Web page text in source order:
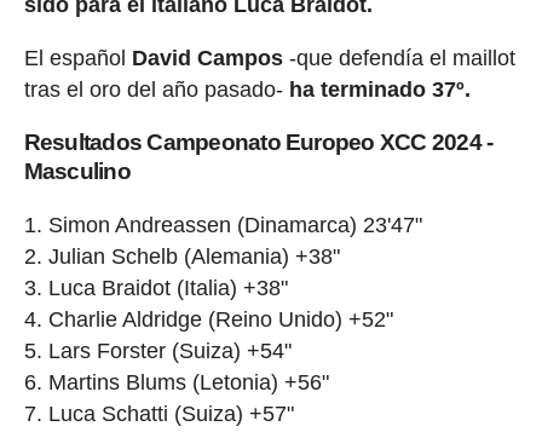
sido para el italiano Luca Braidot.
El español David Campos-que defendía el maillot
tras el oro del año pasado-ha terminado 37º.
Resultados Campeonato Europeo XCC 2024 -
Masculino
Simon Andreassen (Dinamarca) 23'47"
Julian Schelb (Alemania) +38"
Luca Braidot (Italia) +38"
Charlie Aldridge (Reino Unido) +52"
Lars Forster (Suiza) +54"
Martins Blums (Letonia) +56"
Luca Schatti (Suiza) +57"